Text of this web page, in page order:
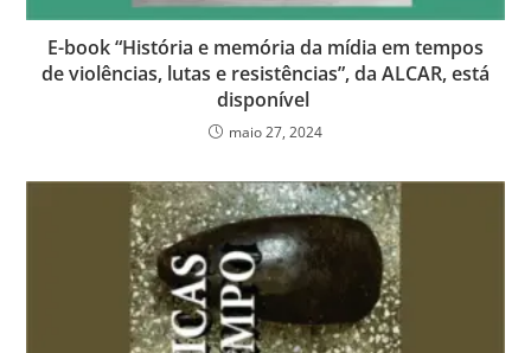
E-book “História e memória da mídia em tempos
de violências, lutas e resistências”, da ALCAR, está
disponível
maio 27, 2024